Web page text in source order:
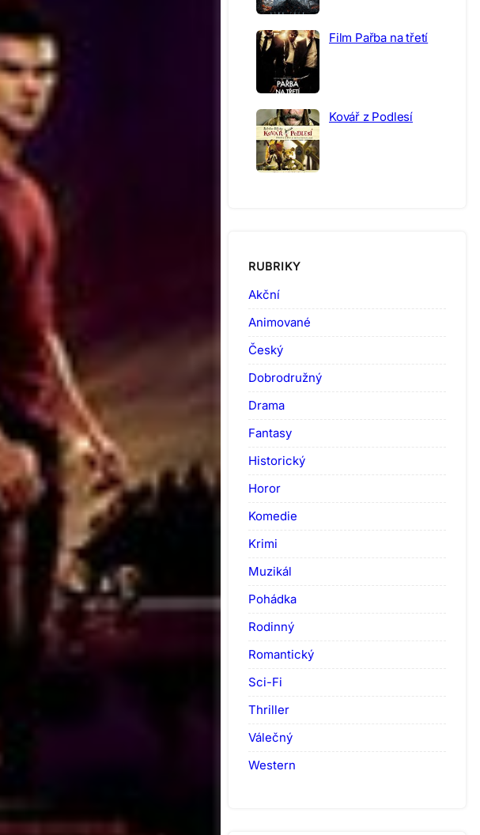
Film Pařba na třetí
Kovář z Podlesí
RUBRIKY
Akční
Animované
Český
Dobrodružný
Drama
Fantasy
Historický
Horor
Komedie
Krimi
Muzikál
Pohádka
Rodinný
Romantický
Sci-Fi
Thriller
Válečný
Western